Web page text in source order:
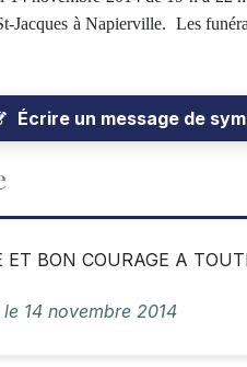
Jacques à Napierville. Les
Écrire un message de
BON COURAGE A
le 14 novembre 2014